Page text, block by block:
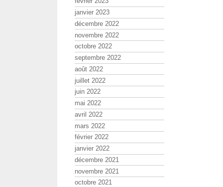
janvier 2023
décembre 2022
novembre 2022
octobre 2022
septembre 2022
août 2022
juillet 2022
juin 2022
mai 2022
avril 2022
mars 2022
février 2022
janvier 2022
décembre 2021
novembre 2021
octobre 2021